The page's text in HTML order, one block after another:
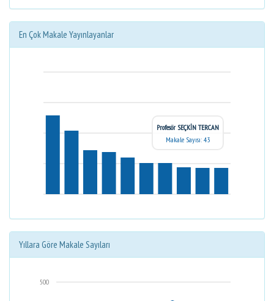
En Çok Makale Yayınlayanlar
Profesör SEÇKİN TERCAN
Makale Sayısı: 43
Yıllara Göre Makale Sayıları
500